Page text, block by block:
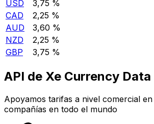
USD
3,75 %
CAD
2,25 %
AUD
3,60 %
NZD
2,25 %
GBP
3,75 %
API de Xe Currency
Apoyamos tarifas a nivel comercial
compañías en todo el mundo